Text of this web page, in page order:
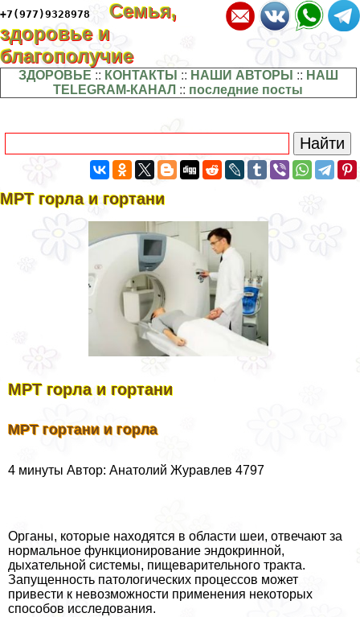
+7(977)9328978
Семья,
здоровье и
благополучие
ЗДОРОВЬЕ :: КОНТАКТЫ :: НАШИ АВТОРЫ :: НАШ
TELEGRAM-КАНАЛ :: последние посты
МРТ горла и гортани
МРТ горла и гортани
МРТ гортани и горла
4 минуты Автор: Анатолий Журавлев 4797
Органы, которые находятся в области шеи, отвечают за
нормальное функционирование эндокринной,
дыхательной системы, пищеварительного тpaкта.
Запущенность патологических процессов может
привести к невозможности применения некоторых
способов исследования.